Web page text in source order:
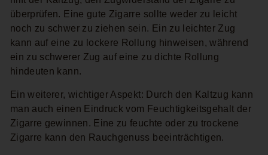
überprüfen. Eine gute Zigarre sollte weder zu leicht
noch zu schwer zu ziehen sein. Ein zu leichter Zug
kann auf eine zu lockere Rollung hinweisen, während
ein zu schwerer Zug auf eine zu dichte Rollung
hindeuten kann.
Ein weiterer, wichtiger Aspekt: Durch den Kaltzug kann
man auch einen Eindruck vom Feuchtigkeitsgehalt der
Zigarre gewinnen. Eine zu feuchte oder zu trockene
Zigarre kann den Rauchgenuss beeinträchtigen.